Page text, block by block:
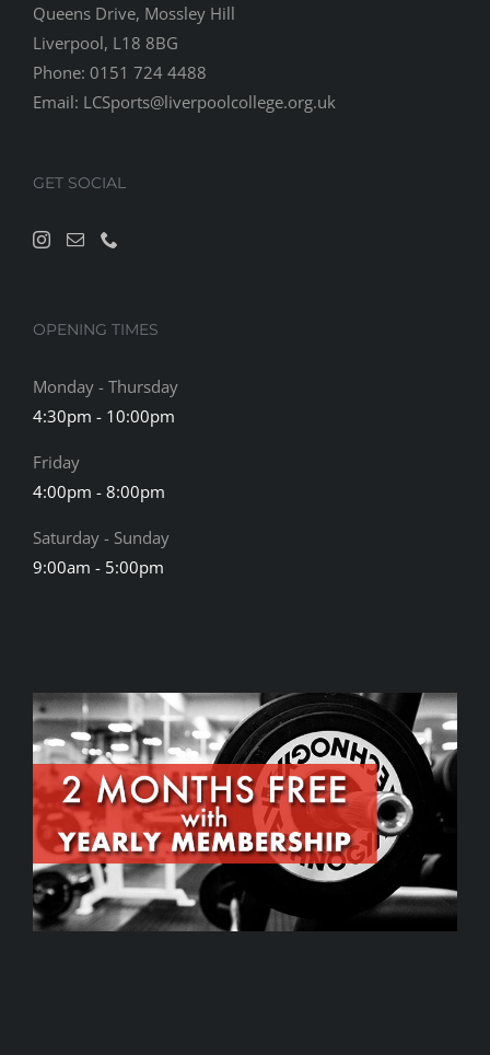
Queens Drive, Mossley Hill
Liverpool, L18 8BG
Phone: 0151 724 4488
Email: LCSports@liverpoolcollege.org.uk
GET SOCIAL
OPENING TIMES
Monday - Thursday
4:30pm - 10:00pm
Friday
4:00pm - 8:00pm
Saturday - Sunday
9:00am - 5:00pm